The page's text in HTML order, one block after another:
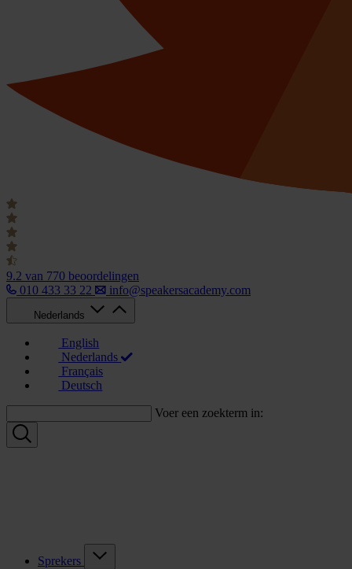
9.2 van 770 beoordelingen
010 433 33 22
info@speakersacademy.com
Nederlands
English
Nederlands
Français
Deutsch
Voer een zoekterm in:
Sprekers